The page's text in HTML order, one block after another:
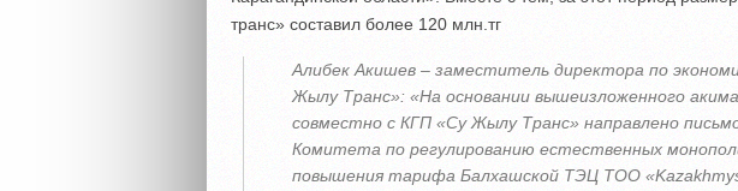
транс» составил более 120 млн.тг
Алибек Акишев – заместитель директора по
Жылу Транс»: «На основании вышеизложенного
совместно с КГП «Су Жылу Транс» направлено
Комитета по регулированию естественных
повышения тарифа Балхашской ТЭЦ ТОО